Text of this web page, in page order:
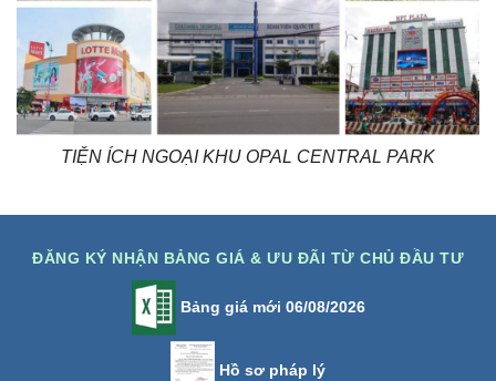
TIỆN ÍCH NGOẠI KHU OPAL CENTRAL PARK
ĐĂNG KÝ NHẬN BẢNG GIÁ & ƯU ĐÃI TỪ CHỦ ĐẦU TƯ
Bảng giá mới 06/08/2026
Hồ sơ pháp lý